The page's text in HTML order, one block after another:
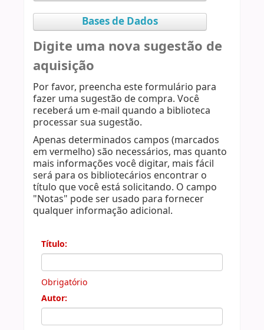
Bases de Dados
Digite uma nova sugestão de
aquisição
Por favor, preencha este formulário para
fazer uma sugestão de compra. Você
receberá um e-mail quando a biblioteca
processar sua sugestão.
Apenas determinados campos (marcados
em vermelho) são necessários, mas quanto
mais informações você digitar, mais fácil
será para os bibliotecários encontrar o
título que você está solicitando. O campo
"Notas" pode ser usado para fornecer
qualquer informação adicional.
Título:
Obrigatório
Autor: